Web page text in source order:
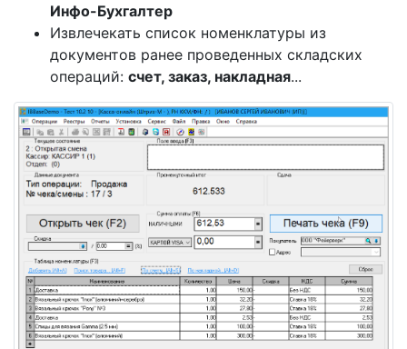
Инфо-Бухгалтер
Извлечекать список номенклатуры из
документов ранее проведенных складских
операций: счет, заказ, накладная...